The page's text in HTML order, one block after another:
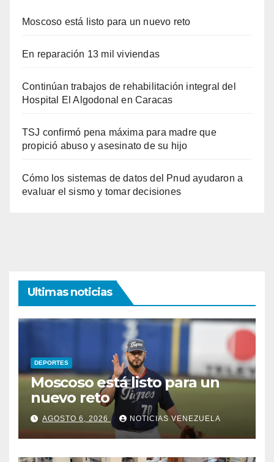
Moscoso está listo para un nuevo reto
En reparación 13 mil viviendas
Continúan trabajos de rehabilitación integral del
Hospital El Algodonal en Caracas
TSJ confirmó pena máxima para madre que
propició abuso y asesinato de su hijo
Cómo los sistemas de datos del Pnud ayudaron a
evaluar el sismo y tomar decisiones
Ultimas noticias
DEPORTES
Moscoso está listo para un
nuevo reto
AGOSTO 6, 2026 NOTICIAS VENEZUELA